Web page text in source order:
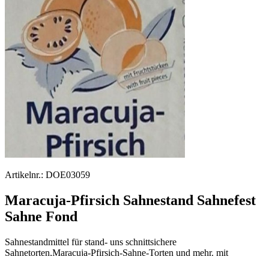
Artikelnr.: DOE03059
Maracuja-Pfirsich Sahnestand Sahnefest
Sahne Fond
Sahnestandmittel für stand- uns schnittsichere
Sahnetorten,Maracuja-Pfirsich-Sahne-Torten und mehr. mit